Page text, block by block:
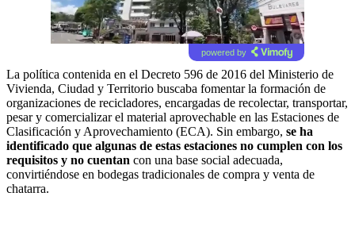
powered by
La política contenida en el Decreto 596 de 2016 del Ministerio de
Vivienda, Ciudad y Territorio buscaba fomentar la formación de
organizaciones de recicladores, encargadas de recolectar, transportar,
pesar y comercializar el material aprovechable en las Estaciones de
Clasificación y Aprovechamiento (ECA). Sin embargo, se ha
identificado que algunas de estas estaciones no cumplen con los
requisitos y no cuentan con una base social adecuada,
convirtiéndose en bodegas tradicionales de compra y venta de
chatarra.